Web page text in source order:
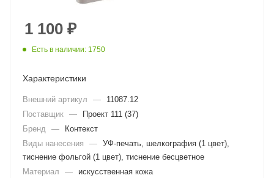
1 100 ₽
Есть в наличии: 1750
Характеристики
Внешний артикул —
11087.12
Поставщик —
Проект 111 (37)
Бренд
—
Контекст
Виды нанесения
— УФ-печать, шелкография (1 цвет),
тиснение фольгой (1 цвет), тиснение бесцветное
Материал
— искусственная кожа